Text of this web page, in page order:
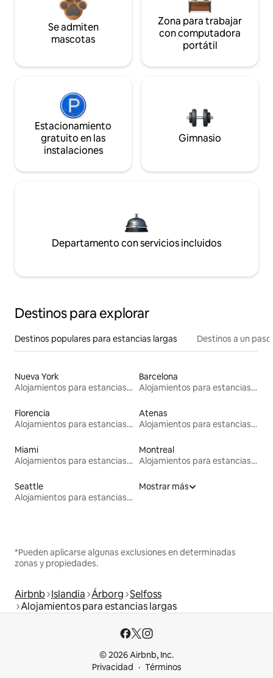
Se admiten
mascotas
Zona para trabajar
con computadora
portátil
Estacionamiento
gratuito en las
instalaciones
Gimnasio
Departamento con servicios incluidos
Destinos para explorar
Destinos populares para estancias largas Destinos a un
Nueva York
Alojamientos para estancias largas
Barcelona
Alojamientos para estancias largas
Florencia
Alojamientos para estancias largas
Atenas
Alojamientos para estancias largas
Miami
Alojamientos para estancias largas
Montreal
Alojamientos para estancias largas
Seattle
Alojamientos para estancias largas
Mostrar más
*Pueden aplicarse algunas exclusiones en determinadas
zonas y propiedades.
Airbnb Islandia Árborg Selfoss
Alojamientos para estancias largas
© 2026 Airbnb, Inc.
Privacidad
Términos